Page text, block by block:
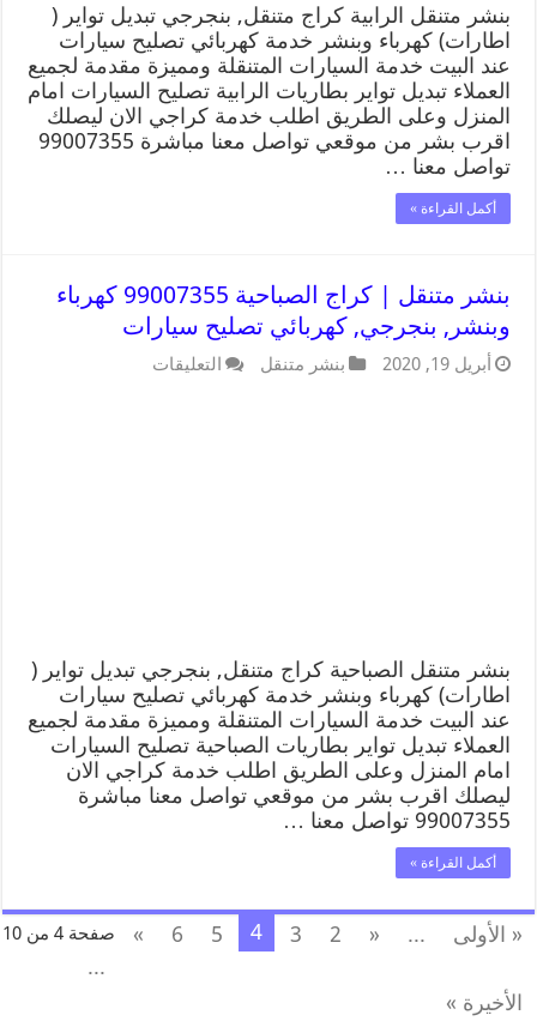
بنشر متنقل الرابية كراج متنقل, بنجرجي تبديل تواير (
اطارات) كهرباء وبنشر خدمة كهربائي تصليح سيارات
عند البيت خدمة السيارات المتنقلة ومميزة مقدمة لجميع
العملاء تبديل تواير بطاريات الرابية تصليح السيارات امام
المنزل وعلى الطريق اطلب خدمة كراجي الان ليصلك
اقرب بشر من موقعي تواصل معنا مباشرة 99007355
تواصل معنا …
أكمل القراءة »
بنشر متنقل | كراج الصباحية 99007355 كهرباء
وبنشر, بنجرجي, كهربائي تصليح سيارات
أبريل 19, 2020 بنشر متنقل التعليقات
بنشر متنقل الصباحية كراج متنقل, بنجرجي تبديل تواير (
اطارات) كهرباء وبنشر خدمة كهربائي تصليح سيارات
عند البيت خدمة السيارات المتنقلة ومميزة مقدمة لجميع
العملاء تبديل تواير بطاريات الصباحية تصليح السيارات
امام المنزل وعلى الطريق اطلب خدمة كراجي الان
ليصلك اقرب بشر من موقعي تواصل معنا مباشرة
99007355 تواصل معنا …
أكمل القراءة »
صفحة 4 من 10 « الأولى ...
«
2
3
4
5
6
»
...
الأخيرة »